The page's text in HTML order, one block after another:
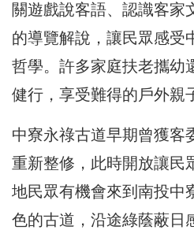
關遊戲說客語、認識客家
的導覽解說，讓民眾感受
哲學。許多家庭扶老攜幼
健行，享受難得的戶外親
中寮永祿古道早期曾獲客
重新整修，此時開放讓民
地民眾有機會來到南投中
色的古道，沿途綠蔭蔽日